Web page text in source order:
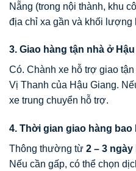
Nẵng (trong nội thành, khu
địa chỉ xa gần và khối lượng
3. Giao hàng tận nhà ở
Có. Chành xe hỗ trợ giao
Vị Thanh của Hậu Giang.
xe trung chuyển hỗ trợ.
4. Thời gian giao hàng
Thông thường từ 2 – 3 ngày
Nếu cần gấp, có thể chọn